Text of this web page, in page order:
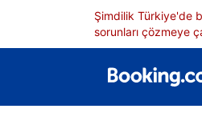
Şimdilik Türkiye'de
sorunları çözmeye